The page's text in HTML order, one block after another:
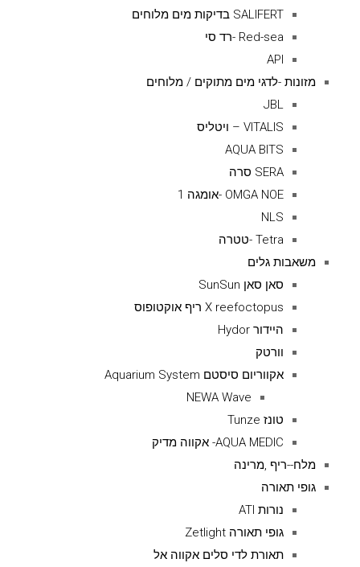
SALIFERT בדיקות מים מלוחים
Red-sea -רד סי
API
מזונות -לדגי מים מתוקים / מלוחים
JBL
VITALIS – ויטליס
AQUA BITS
SERA סרה
OMGA NOE -אומגה 1
NLS
Tetra -טטרה
משאבות גלים
סאן סאן SunSun
X reefoctopus ריף אוקטופוס
היידור Hydor
וורטק
אקווריום סיסטם Aquarium System
NEWA Wave
טונז Tunze
AQUA MEDIC- אקווה מדיק
מלח--ריף ,מרינה
גופי תאורה
נורות ATI
גופי תאורה Zetlight
תאורת לדי סלים אקווה אל